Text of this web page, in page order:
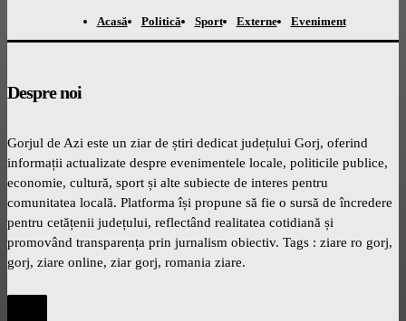
Acasă Politică Sport Externe Eveniment
Despre noi
Gorjul de Azi este un ziar de știri dedicat județului Gorj, oferind
informații actualizate despre evenimentele locale, politicile publice,
economie, cultură, sport și alte subiecte de interes pentru
comunitatea locală. Platforma își propune să fie o sursă de încredere
pentru cetățenii județului, reflectând realitatea cotidiană și
promovând transparența prin jurnalism obiectiv. Tags : ziare ro gorj,
gorj, ziare online, ziar gorj, romania ziare.